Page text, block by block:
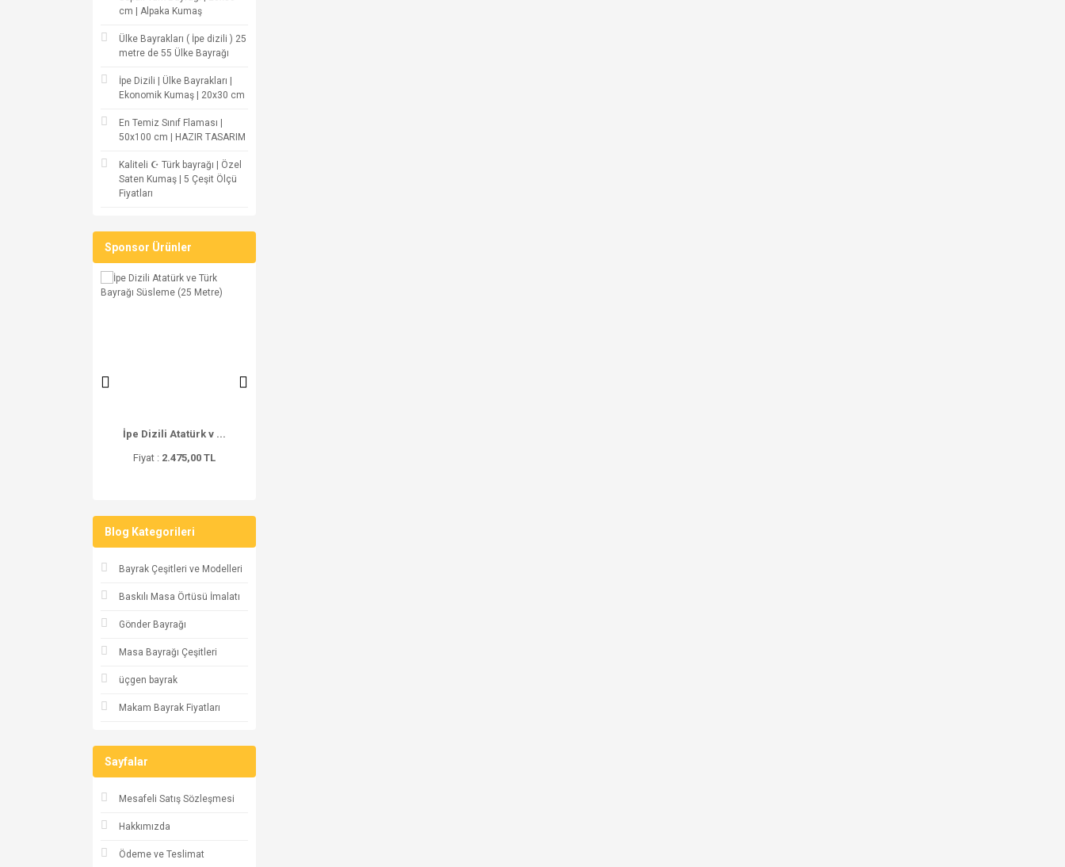
cm | Alpaka Kumaş
Ülke Bayrakları ( İpe dizili ) 25
metre de 55 Ülke Bayrağı
İpe Dizili | Ülke Bayrakları |
Ekonomik Kumaş | 20x30 cm
En Temiz Sınıf Flaması |
50x100 cm | HAZIR TASARIM
Kaliteli ☪ Türk bayrağı | Özel
Saten Kumaş | 5 Çeşit Ölçü
Fiyatları
Sponsor Ürünler
İpe Dizili Atatürk v ...
Fiyat : 2.475,00 TL
Blog Kategorileri
Bayrak Çeşitleri ve Modelleri
Baskılı Masa Örtüsü İmalatı
Gönder Bayrağı
Masa Bayrağı Çeşitleri
üçgen bayrak
Makam Bayrak Fiyatları
Sayfalar
Mesafeli Satış Sözleşmesi
Hakkımızda
Ödeme ve Teslimat